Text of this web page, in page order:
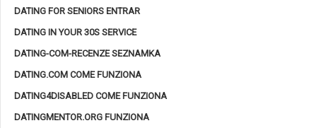
DATING FOR SENIORS ENTRAR
DATING IN YOUR 30S SERVICE
DATING-COM-RECENZE SEZNAMKA
DATING.COM COME FUNZIONA
DATING4DISABLED COME FUNZIONA
DATINGMENTOR.ORG FUNZIONA